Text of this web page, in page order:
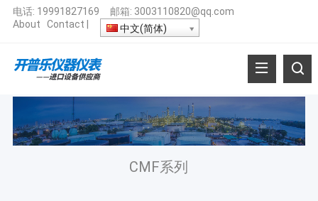
电话: 19991827169 邮箱: 3003110820@qq.com
About
Contact 中文(简体)
CMF系列